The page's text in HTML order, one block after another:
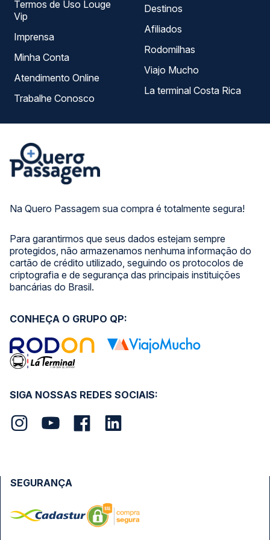
Na Quero Passagem sua compra é totalmente segura!
Para garantirmos que seus dados estejam sempre
protegidos, não armazenamos nenhuma informação do
cartão de crédito utilizado, seguindo os protocolos de
criptografia e de segurança das principais instituições
bancárias do Brasil.
Termos de Uso Louge
Vip
Imprensa
Minha Conta
Atendimento Online
Trabalhe Conosco
Destinos
Afiliados
Rodomilhas
Viajo Mucho
La terminal Costa Rica
SIGA NOSSAS REDES SOCIAIS:
CONHEÇA O GRUPO QP:
SEGURANÇA